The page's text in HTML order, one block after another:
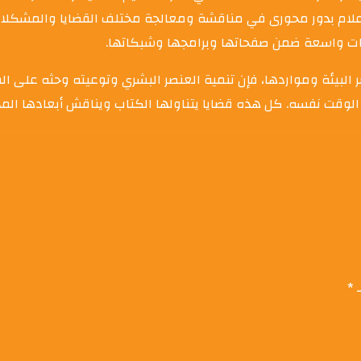
بدور محورى في مناقشة ومعالجة مختلف القضايا
واسعة ضمن صفحاتها وبرامجها وشبكاتها.
ومواردها، فإن تنمية العنصر البشري وتوعيته وحثه
نفسه. كل هذه قضايا يتناولها الكتاب ويناقش أبعادها
*